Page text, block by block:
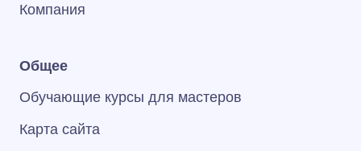
Компания
Общее
Обучающие курсы для мастеров
Карта сайта